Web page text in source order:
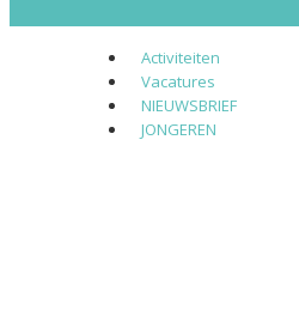
Activiteiten
Vacatures
NIEUWSBRIEF
JONGEREN